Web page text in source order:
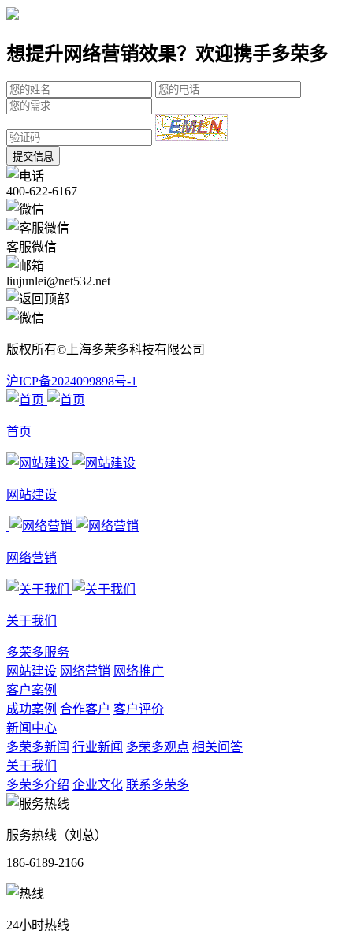
想提升网络营销效果？欢迎携手多荣多
提交信息
400-622-6167
客服微信
liujunlei@net532.net
版权所有©上海多荣多科技有限公司
沪ICP备2024099898号-1
首页
网站建设
网络营销
关于我们
多荣多服务
网站建设 网络营销 网络推广
客户案例
成功案例 合作客户 客户评价
新闻中心
多荣多新闻 行业新闻 多荣多观点 相关问答
关于我们
多荣多介绍 企业文化 联系多荣多
服务热线（刘总）
186-6189-2166
24小时热线